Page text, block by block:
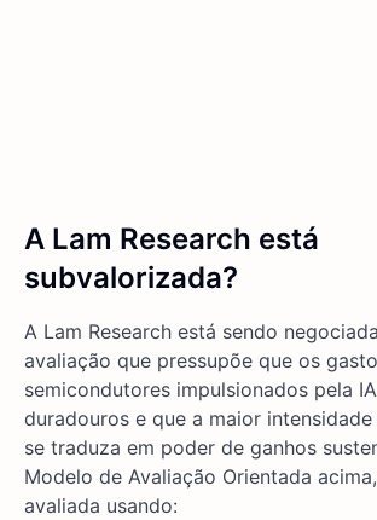
A Lam Research está
subvalorizada?
A Lam Research está sendo
avaliação que pressupõe que os
semicondutores impulsionados pela
duradouros e que a maior
se traduza em poder de ganhos
Modelo de Avaliação Orientada
avaliada usando: